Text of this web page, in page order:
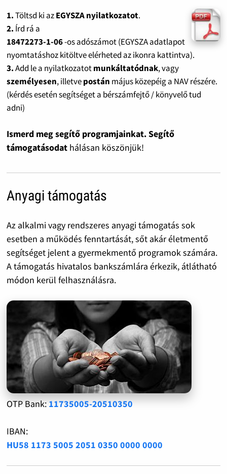
1.Töltsd ki azEGYSZA nyilatkozatot.
2. Írd rá a
18472273-1-06-os adószámot (EGYSZA adatlapot
nyomtatáshoz kitöltve elérheted az ikonra kattintva).
3.Add le a nyilatkozatotmunkáltatódnak, vagy
személyesen, illetvepostán május közepéig a NAV részére.
(kérdés esetén segítséget a bérszámfejtő / könyvelő tud
adni)
Ismerd meg segítő programjainkat. Segítő
támogatásodat hálásan köszönjük!
Anyagi támogatás
Az alkalmi vagy rendszeres anyagi támogatás sok
esetben a működés fenntartását, sőt akár életmentő
segítséget jelent a gyermekmentő programok számára.
A támogatás hivatalos bankszámlára érkezik, átlátható
módon kerül felhasználásra.
OTP Bank: 11735005-20510350
IBAN:
HU58 1173 5005 2051 0350 0000 0000